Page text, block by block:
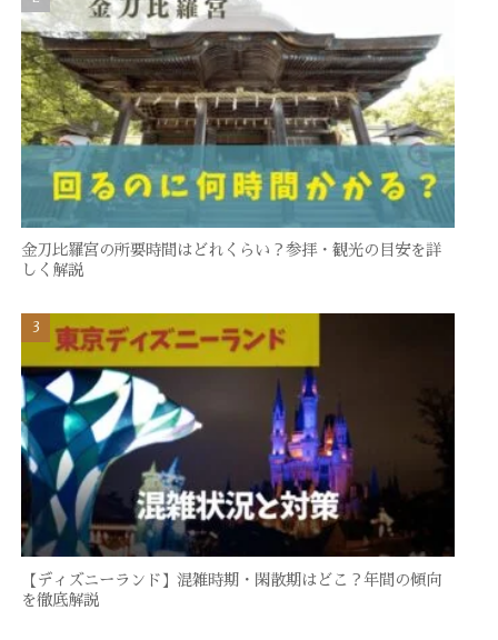
金刀比羅宮の所要時間はどれくらい？参拝・観光の目安を詳
しく解説
【ディズニーランド】混雑時期・閑散期はどこ？年間の傾向
を徹底解説